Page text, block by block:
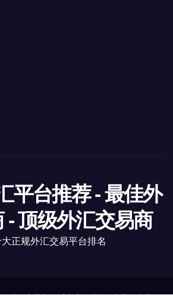
平台推荐 - 最佳外
- 顶级外汇交易商
正规外汇交易平台排名